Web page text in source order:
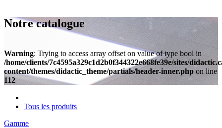
Notre catalogue
Warning: Trying to access array offset on value of type bool in
/home/clients/7c4595a329c1d2b0f344322e668fe39e/sites/
content/themes/didactic_theme/partials/header-inner.php on line
112
Tous les produits
Gamme